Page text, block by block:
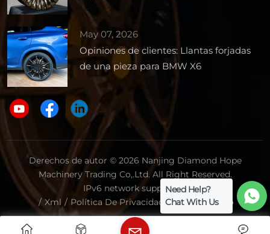
May 07, 2026
Opiniones de clientes: Llantas forjadas
de una pieza para BMW X6
Derechos de autor © 2026 Nanjing Diamond Hope
Machinery Trading Co,.Ltd. All Right Reserved.
IPv6 network supported.
/ Xml / Política De Privacidad / Mapa Del Sitio
Need Help?
Chat With Us